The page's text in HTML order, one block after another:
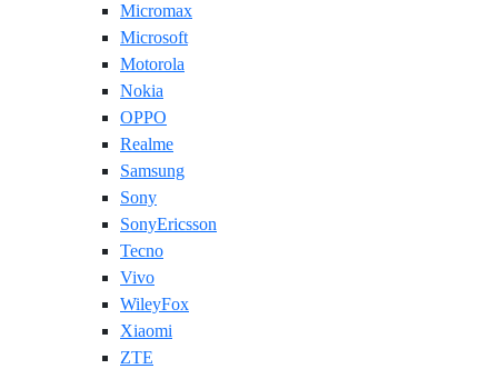
Micromax
Microsoft
Motorola
Nokia
OPPO
Realme
Samsung
Sony
SonyEricsson
Tecno
Vivo
WileyFox
Xiaomi
ZTE